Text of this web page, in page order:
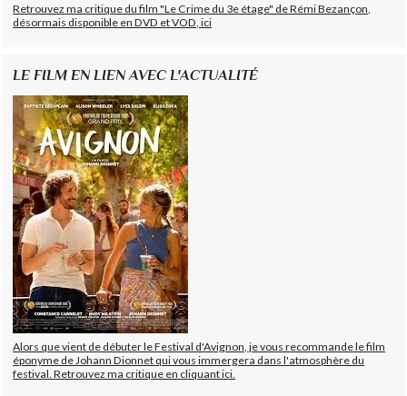
Retrouvez ma critique du film "Le Crime du 3e étage" de Rémi Bezançon,
désormais disponible en DVD et VOD, ici
LE FILM EN LIEN AVEC L'ACTUALITÉ
Alors que vient de débuter le Festival d'Avignon, je vous recommande le film
éponyme de Johann Dionnet qui vous immergera dans l'atmosphère du
festival. Retrouvez ma critique en cliquant ici.